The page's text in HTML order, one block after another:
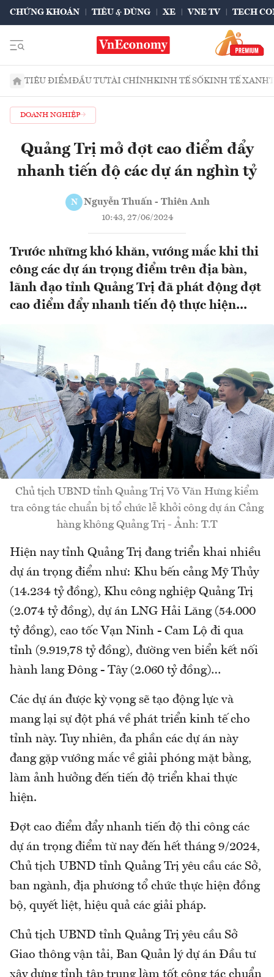
CHỨNG KHOÁN TIÊU & DÙNG XE VNE TV TECH
TIÊU ĐIỂMĐẦU TƯTÀI CHÍNHKINH TẾ SỐKINH TẾ XANH
DOANH NGHIỆP
Quảng Trị mở đợt cao điểm đẩy
nhanh tiến độ các dự án nghìn tỷ
N Nguyễn Thuấn - Thiên Anh
10:43, 27/06/2024
Trước những khó khăn, vướng mắc khi thi
công các dự án trọng điểm trên địa bàn,
lãnh đạo tỉnh Quảng Trị đã phát động đợt
cao điểm đẩy nhanh tiến độ thực hiện...
Chủ tịch UBND tỉnh Quảng Trị Võ Văn Hưng kiểm
tra công tác chuẩn bị tổ chức lễ khởi công dự án Cảng
hàng không Quảng Trị - Ảnh: T.T
Hiện nay tỉnh Quảng Trị đang triển khai nhiều
dự án trọng điểm như: Khu bến cảng Mỹ Thủy
(14.234 tỷ đồng), Khu công nghiệp Quảng Trị
(2.074 tỷ đồng), dự án LNG Hải Lăng (54.000
tỷ đồng), cao tốc Vạn Ninh - Cam Lộ đi qua
tỉnh (9.919,78 tỷ đồng), đường ven biển kết nối
hành lang Đông - Tây (2.060 tỷ đồng)…
Các dự án được kỳ vọng sẽ tạo động lực và
mang lại sự đột phá về phát triển kinh tế cho
tỉnh này. Tuy nhiên, đa phần các dự án này
đang gặp vướng mắc về giải phóng mặt bằng,
làm ảnh hưởng đến tiến độ triển khai thực
hiện.
Đợt cao điểm đẩy nhanh tiến độ thi công các
dự án trọng điểm từ nay đến hết tháng 9/2024,
Chủ tịch UBND tỉnh Quảng Trị yêu cầu các Sở,
ban ngành, địa phương tổ chức thực hiện đồng
bộ, quyết liệt, hiệu quả các giải pháp.
Chủ tịch UBND tỉnh Quảng Trị yêu cầu Sở
Giao thông vận tải, Ban Quản lý dự án Đầu tư